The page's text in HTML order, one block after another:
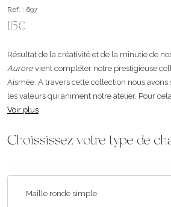
Ref. : 697
115€
Résultat de la créativité et de la minutie de
Aurorevient compléter notre prestigieuse
Aismée. A travers cette collection nous
les valeurs qui animent notre atelier. Pour
Voir plus
Choississez votre type de